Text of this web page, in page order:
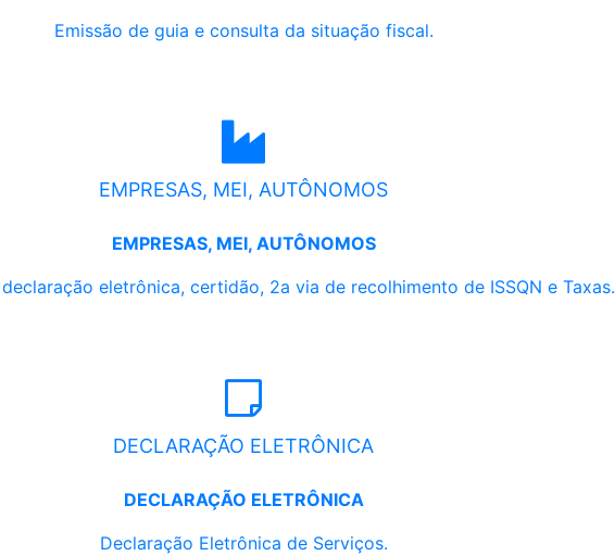
Emissão de guia e consulta da situação fiscal.
EMPRESAS, MEI, AUTÔNOMOS
EMPRESAS, MEI, AUTÔNOMOS
eletrônica, certidão, 2a via de recolhimento de ISSQN e Taxas.
DECLARAÇÃO ELETRÔNICA
DECLARAÇÃO ELETRÔNICA
Declaração Eletrônica de Serviços.